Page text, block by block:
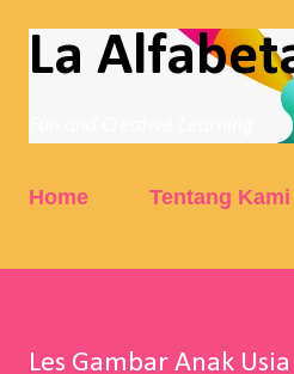
Skip to main
La
Home Tentang Kami
Les Gambar Anak